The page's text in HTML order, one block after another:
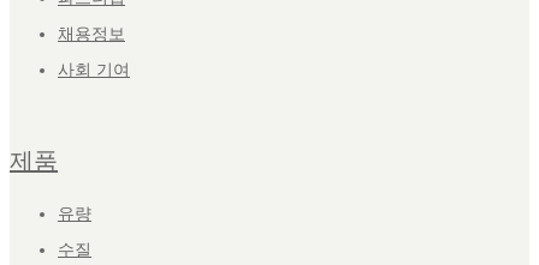
채용정보
사회 기여
제품
유량
수질